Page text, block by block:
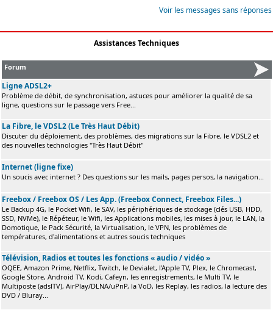
Voir les messages sans réponses
Assistances Techniques
Forum
Ligne ADSL2+
Problème de débit, de synchronisation, astuces pour améliorer la qualité de sa
ligne, questions sur le passage vers Free...
La Fibre, le VDSL2 (Le Très Haut Débit)
Discuter du déploiement, des problèmes, des migrations sur la Fibre, le VDSL2 et
des nouvelles technologies "Très Haut Débit"
Internet (ligne fixe)
Un soucis avec internet ? Des questions sur les mails, pages persos, la navigation...
Freebox / Freebox OS / Les App. (Freebox Connect, Freebox Files...)
Le Backup 4G, le Pocket Wifi, le SAV, les périphériques de stockage (clés USB, HDD,
SSD, NVMe), le Répéteur, le Wifi, les Applications mobiles, les mises à jour, le LAN, la
Domotique, le Pack Sécurité, la Virtualisation, le VPN, les problèmes de
températures, d'alimentations et autres soucis techniques
Télévision, Radios et toutes les fonctions « audio / vidéo »
OQEE, Amazon Prime, Netflix, Twitch, le Devialet, l'Apple TV, Plex, le Chromecast,
Google Store, Android TV, Kodi, Cafeyn, les enregistrements, le Multi TV, le
Multiposte (adslTV), AirPlay/DLNA/uPnP, la VoD, les Replay, les radios, la lecture des
DVD / Bluray...